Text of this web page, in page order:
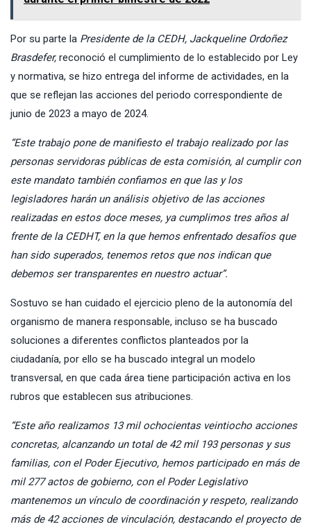
Por su parte la Presidente de la CEDH, Jackqueline Ordoñez
Brasdefer, reconoció el cumplimiento de lo establecido por Ley
y normativa, se hizo entrega del informe de actividades, en la
que se reflejan las acciones del periodo correspondiente de
junio de 2023 a mayo de 2024.
“Este trabajo pone de manifiesto el trabajo realizado por las
personas servidoras públicas de esta comisión, al cumplir con
este mandato también confiamos en que las y los
legisladores harán un análisis objetivo de las acciones
realizadas en estos doce meses, ya cumplimos tres años al
frente de la CEDHT, en la que hemos enfrentado desafíos que
han sido superados, tenemos retos que nos indican que
debemos ser transparentes en nuestro actuar”.
Sostuvo se han cuidado el ejercicio pleno de la autonomía del
organismo de manera responsable, incluso se ha buscado
soluciones a diferentes conflictos planteados por la
ciudadanía, por ello se ha buscado integral un modelo
transversal, en que cada área tiene participación activa en los
rubros que establecen sus atribuciones.
“Este año realizamos 13 mil ochocientas veintiocho acciones
concretas, alcanzando un total de 42 mil 193 personas y sus
familias, con el Poder Ejecutivo, hemos participado en más de
mil 277 actos de gobierno, con el Poder Legislativo
mantenemos un vínculo de coordinación y respeto, realizando
más de 42 acciones de vinculación, destacando el proyecto de